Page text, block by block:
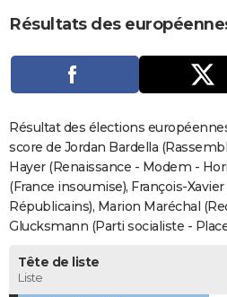
CARTE DE VOEUX
Carte de Noël
Carte Bonne année
Carte Saint-Valentin
Carte Pâques
Carte d'anniversaire
DICTIONNAIRE
Dictionnaire
Biographies
Citations
Expressions
Proverbes
PROGRAMME TV
COPAINS D'AVANT
S'inscrire
Se connecter
Lycées
Collèges
Primaires
Universités
Entreprises
Service militaire
Avis de recherche
AVIS DE DÉCÈS
FORUM
Résultats des
Résultat des élections
score de Jordan Bardella
Hayer (Renaissance - Modem -
(France insoumise), François-
Républicains), Marion Maréchal
Glucksmann (Parti socialiste -
Tête de liste
Liste